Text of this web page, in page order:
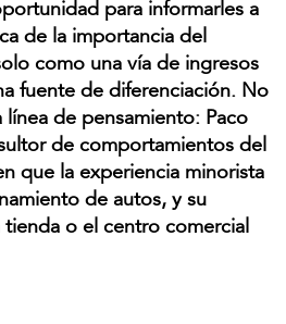
para informarles a
de la importancia del
como una vía de ingresos
fuente de diferenciación. No
línea de pensamiento: Paco
de comportamientos del
que la experiencia minorista
de autos, y su
o el centro comercial